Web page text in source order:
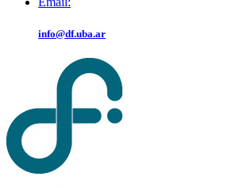
info@df.uba.ar